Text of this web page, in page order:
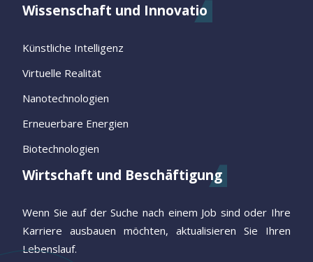
Wissenschaft und Innovatio
Künstliche Intelligenz
Virtuelle Realität
Nanotechnologien
Erneuerbare Energien
Biotechnologien
Wirtschaft und Beschäftigung
Wenn Sie auf der Suche nach einem Job sind oder Ihre
Karriere ausbauen möchten, aktualisieren Sie Ihren
Lebenslauf.